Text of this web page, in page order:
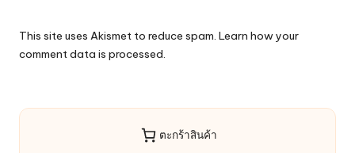
This site uses Akismet to reduce spam. Learn how your
comment data is processed.
ตะกร้าสินค้า